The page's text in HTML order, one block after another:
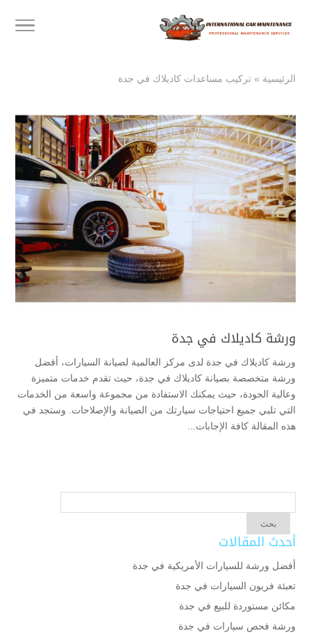
الرئيسية » تركيب مساعدات كاديلاك في جدة
ورشة كاديلاك في جدة
ورشة كاديلاك في جدة لدى مركز العالمية لصيانة السيارات، أفضل
ورشة متخصصة بصيانة كاديلاك في جدة، حيث تقدم خدمات متميزة
وعالية الجودة، حيث يمكنك الاستفادة من مجموعة واسعة من الخدمات
التي تلبي جميع احتياجات سيارتك من الصيانة والإصلاحات. وستجد في
هذه المقالة كافة الإجابات...
أحدث المقالات
أفضل ورشة للسيارات الأمريكية في جدة
تعبئة فريون السيارات في جدة
مكائن مستوردة للبيع في جدة
ورشة فحص سيارات في جدة